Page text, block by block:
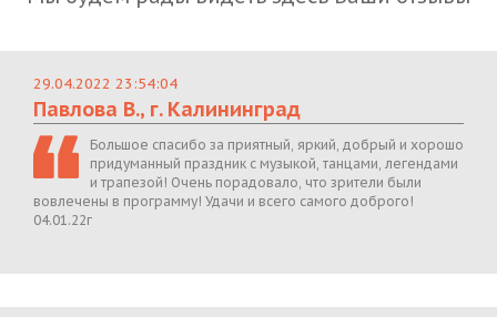
29.04.2022 23:54:04
Павлова В., г. Калининград
Большое спасибо за приятный, яркий, добрый и хорошо
придуманный праздник с музыкой, танцами, легендами
и трапезой! Очень порадовало, что зрители были
вовлечены в программу! Удачи и всего самого доброго!
04.01.22г